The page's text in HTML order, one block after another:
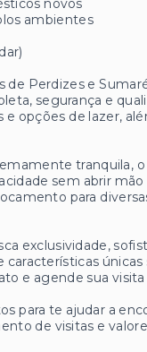
novos
ambientes
de Perdizes e
segurança e
opções de lazer,
tranquila,
sem abrir
para
exclusividade,
características
e agende sua
para te ajudar a
de visitas e